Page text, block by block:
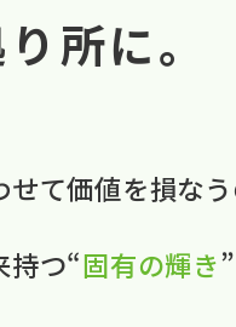
所に。
て​価値を​損なう
持つ“固有の​輝き